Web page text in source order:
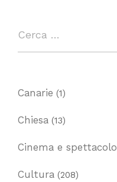
Canarie (1)
Chiesa (13)
Cinema e spettacolo
Cultura (208)